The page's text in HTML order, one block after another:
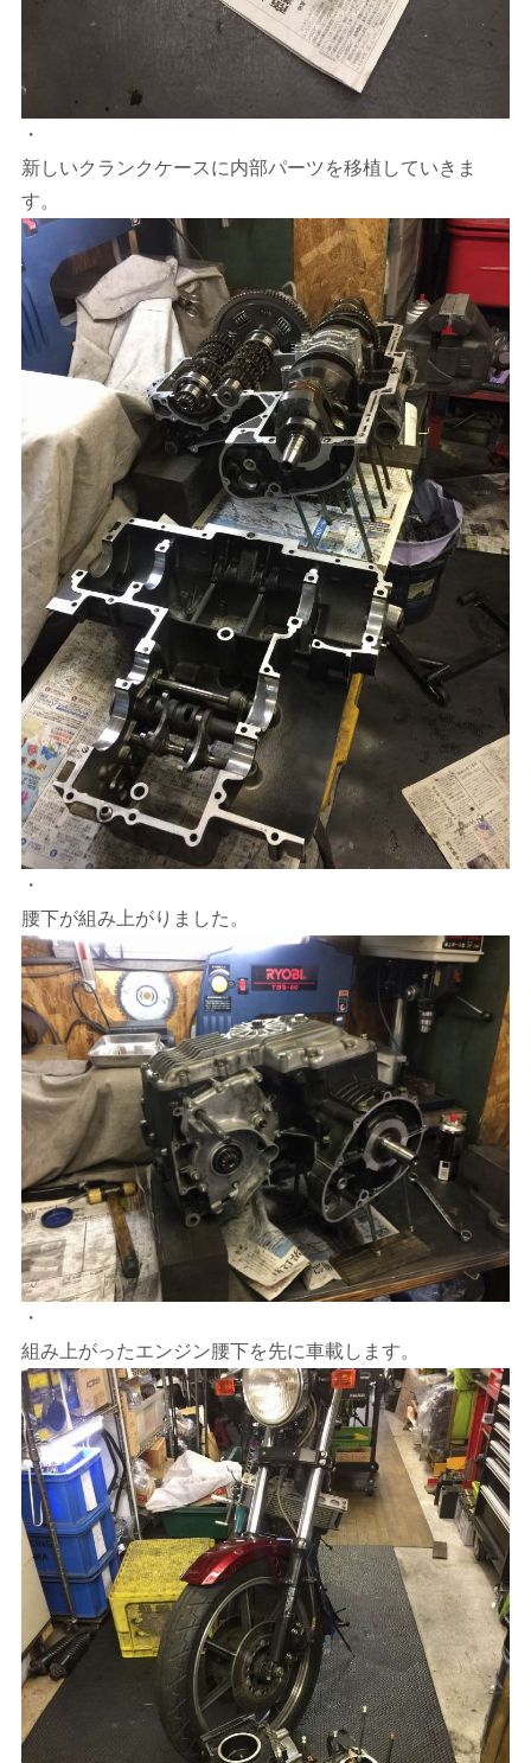
・
新しいクランクケースに内部パーツを移植していきま
す。
・
腰下が組み上がりました。
・
組み上がったエンジン腰下を先に車載します。